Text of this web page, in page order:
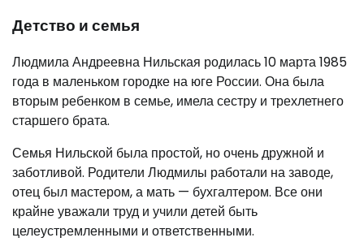
Детство и семья
Людмила Андреевна Нильская родилась 10 марта 1985
года в маленьком городке на юге России. Она была
вторым ребенком в семье, имела сестру и трехлетнего
старшего брата.
Семья Нильской была простой, но очень дружной и
заботливой. Родители Людмилы работали на заводе,
отец был мастером, а мать — бухгалтером. Все они
крайне уважали труд и учили детей быть
целеустремленными и ответственными.